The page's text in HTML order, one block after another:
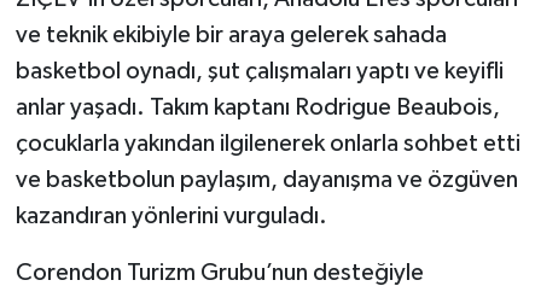
ve teknik ekibiyle bir araya gelerek sahada
basketbol oynadı, şut çalışmaları yaptı ve keyifli
anlar yaşadı. Takım kaptanı Rodrigue Beaubois,
çocuklarla yakından ilgilenerek onlarla sohbet etti
ve basketbolun paylaşım, dayanışma ve özgüven
kazandıran yönlerini vurguladı.
Corendon Turizm Grubu’nun desteğiyle